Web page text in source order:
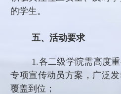
的学生。
五、活动要求
1.各二级学院需高度
专项宣传动员方案，广泛
覆盖到位；